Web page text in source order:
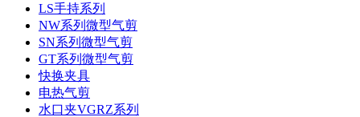
LS手持系列
NW系列微型气剪
SN系列微型气剪
GT系列微型气剪
快换夹具
电热气剪
水口夹VGRZ系列